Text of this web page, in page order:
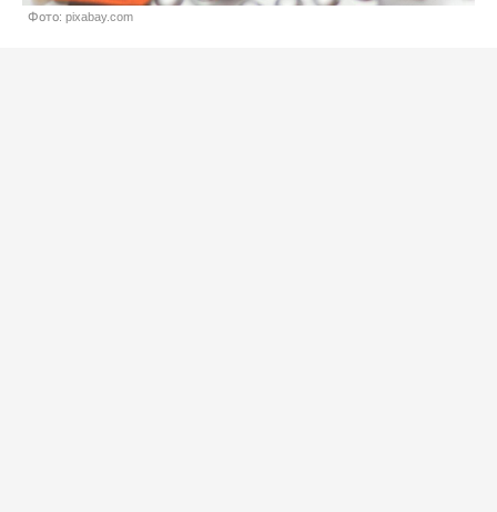
Фото: pixabay.com